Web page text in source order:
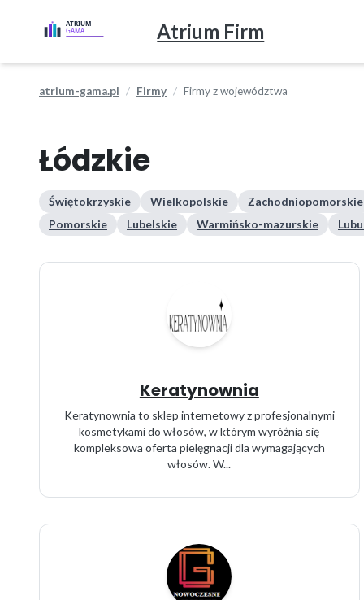
Atrium Firm
atrium-gama.pl Firmy Firmy z województwa
Łódzkie
Świętokrzyskie Wielkopolskie
Zachodniopomorskie
Pomorskie
Lubelskie Warmińsko-mazurskie
Keratynownia
Keratynownia to sklep internetowy z profesjonalnymi
kosmetykami do włosów, w którym wyróżnia się
kompleksowa oferta pielęgnacji dla wymagających
włosów. W...